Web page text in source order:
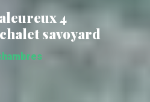
4
savoyard